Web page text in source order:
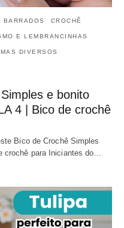
BARRADOS CROCHÊ
E LEMBRANCINHAS
DIVERSOS
e bonito
4 | Bico de crochê
Bico de Crochê Simples
crochê para Iniciantes do…